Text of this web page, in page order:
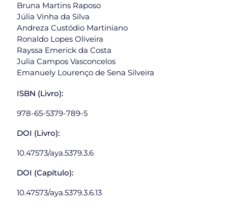
Bruna Martins Raposo
Júlia Vinha da Silva
Andreza Custódio Martiniano
Ronaldo Lopes Oliveira
Rayssa Emerick da Costa
Julia Campos Vasconcelos
Emanuely Lourenço de Sena Silveira
ISBN (Livro):
978-65-5379-789-5
DOI (Livro):
10.47573/aya.5379.3.6
DOI (Capítulo):
10.47573/aya.5379.3.6.13